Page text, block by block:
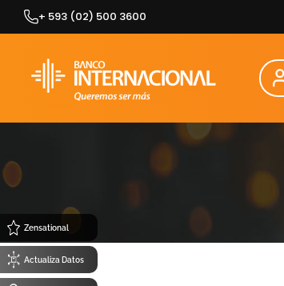
Zensational
Actualiza Datos
Skip
+ 593 (02) 500 3600